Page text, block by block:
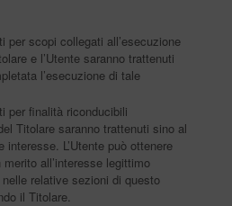
per scopi collegati all’esecuzione
e l’Utente saranno trattenuti
l’esecuzione di tale
per finalità riconducibili
Titolare saranno trattenuti sino al
L’Utente può ottenere
all’interesse legittimo
relative sezioni di questo
il Titolare.